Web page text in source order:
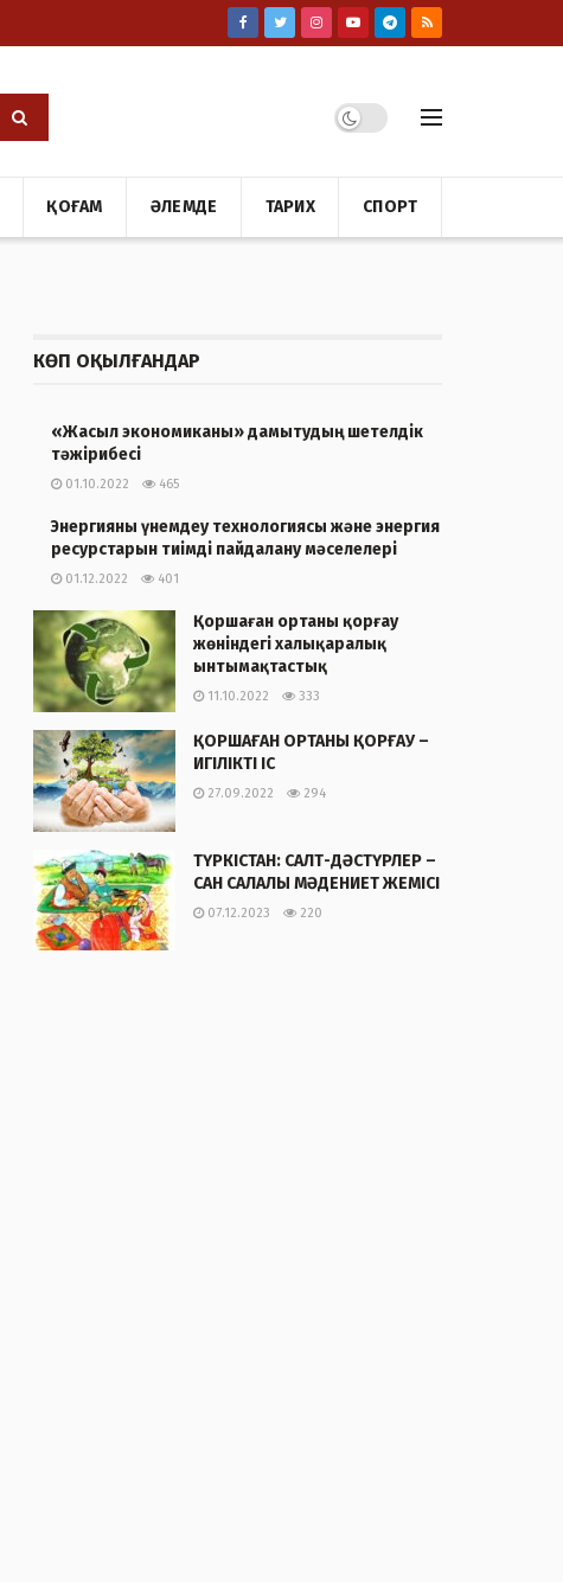
ҚОҒАМ ӘЛЕМДЕ ТАРИХ СПОРТ
КӨП ОҚЫЛҒАНДАР
«Жасыл экономиканы» дамытудың шетелдік
тәжірибесі
01.10.2022 465
Энергияны үнемдеу технологиясы және энергия
ресурстарын тиімді пайдалану мәселелері
01.12.2022 401
Қоршаған ортаны қорғау
жөніндегі халықаралық
ынтымақтастық
11.10.2022 333
ҚОРШАҒАН ОРТАНЫ ҚОРҒАУ –
ИГІЛІКТІ ІС
27.09.2022 294
ТҮРКІСТАН: САЛТ-ДӘСТҮРЛЕР –
САН САЛАЛЫ МӘДЕНИЕТ ЖЕМІСІ
07.12.2023 220